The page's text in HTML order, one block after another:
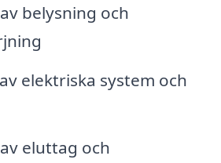
belysning och
elektriska system och
eluttag och